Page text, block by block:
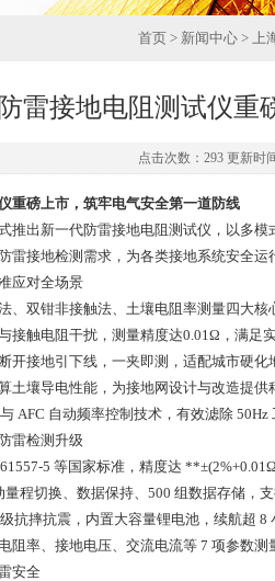
首页 > 新闻中心 > 上
雷接地电阻测试仪
点击次数：293 更新时
重磅上市，筑牢电气安全第一道防线
推出新一代防雷接地电阻测试仪，以多
雷接地检测需求，为各类接地系统安全运
应对全场景
、双钳非接触法、土壤电阻率测量四大核
接触电阻干扰，测量精度达0.01Ω，满足
开接地引下线，一夹即测，适配城市硬化
土壤导电性能，为接地网设计与改造提供
AFC 自动频率控制技术，有效滤除 50Hz
雷检测升级
5 等国家标准，精度达
程切换、数据保持、500 组数据存储，支
抗摔抗震，内置大容量锂电池，续航超 8
阻率、接地电压、交流电流等 7 项参数测
安全